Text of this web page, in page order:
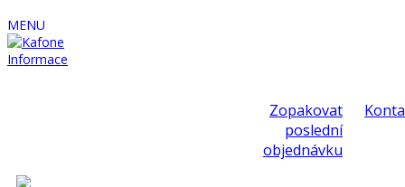
MENU
Informace
Zopakovat
poslední
objednávku